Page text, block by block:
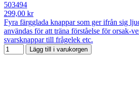
503494
299,00 kr
Fyra färgglada knappar som ger ifrån sig
användas för att träna förståelse för orsak-
svarsknappar till frågelek etc.
Lägg till i varukorgen